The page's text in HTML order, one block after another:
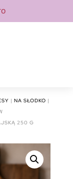
| NA SŁODKO |
250 G